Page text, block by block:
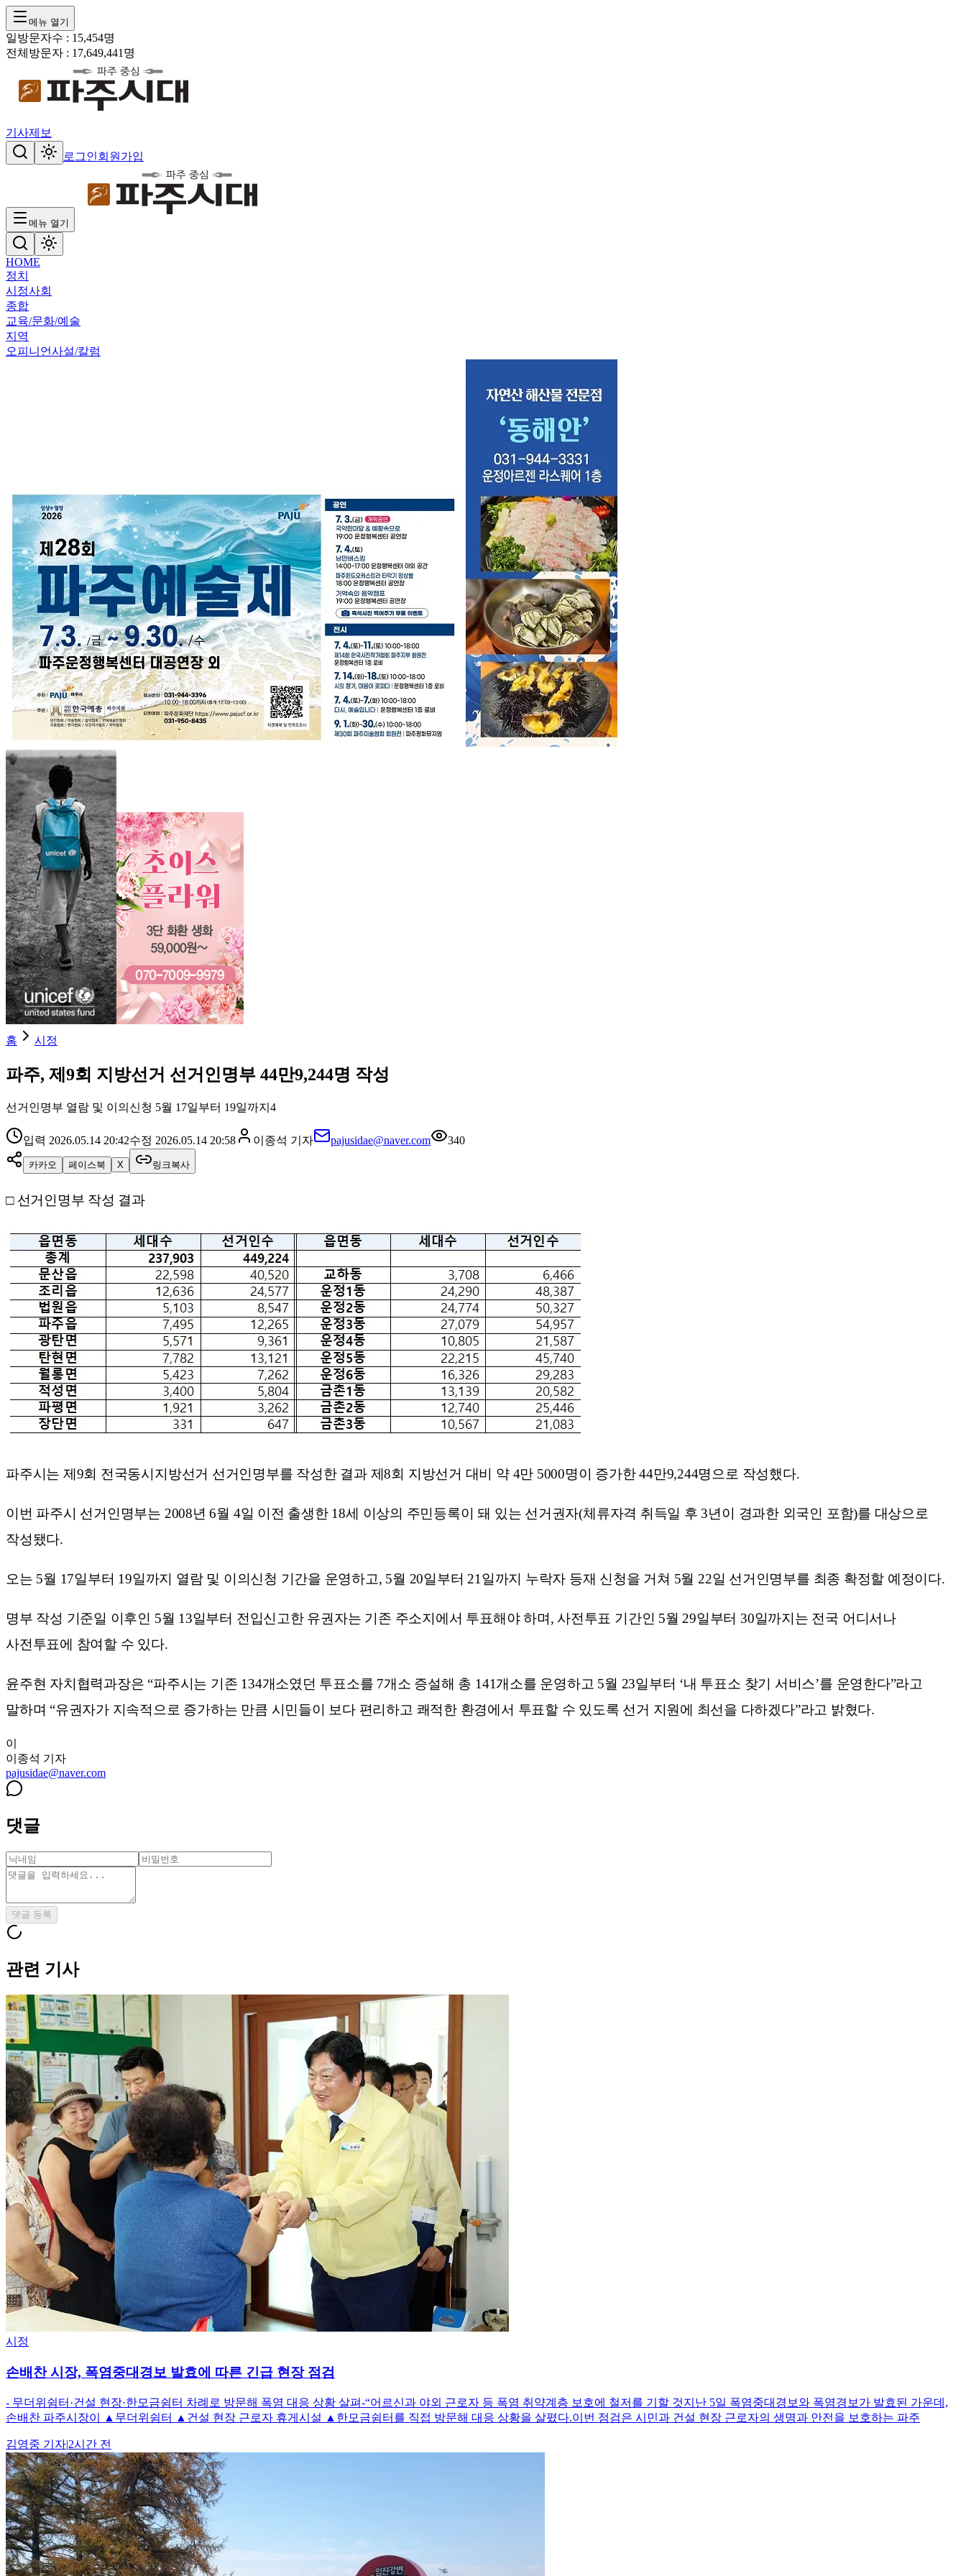
메뉴 열기
일방문자수 : 15,454명
전체방문자 : 17,649,441 명
기사제보
로그인회원가입
메뉴 열기
HOME
정치
시정사회
종합
교육/문화/예술
지역
오피니언사설/칼럼
홈 시정
파주, 제9회 지방선거 선거인명부 44만9,244명 작성
선거인명부 열람 및 이의신청 5월 17일부터 19일까지4
입력 2026.05.14 20:42수정 2026.05.14 20:58 이종석 기자 pajusidae@naver.com 340
카카오 페이스북 X 링크복사
□ 선거인명부 작성 결과
파주시는 제9회 전국동시지방선거 선거인명부를 작성한 결과 제8회 지방선거 대비 약 4만 5000명이 증가한 44만9,244명으로 작성했다.
이번 파주시 선거인명부는 2008년 6월 4일 이전 출생한 18세 이상의 주민등록이 돼 있는 선거권자(체류자격 취득일 후 3년이 경과한 외국인 포함)를 대상으로
작성됐다.
오는 5월 17일부터 19일까지 열람 및 이의신청 기간을 운영하고, 5월 20일부터 21일까지 누락자 등재 신청을 거쳐 5월 22일 선거인명부를 최종 확정할 예정이다.
명부 작성 기준일 이후인 5월 13일부터 전입신고한 유권자는 기존 주소지에서 투표해야 하며, 사전투표 기간인 5월 29일부터 30일까지는 전국 어디서나
사전투표에 참여할 수 있다.
윤주현 자치협력과장은 “파주시는 기존 134개소였던 투표소를 7개소 증설해 총 141개소를 운영하고 5월 23일부터 ‘내 투표소 찾기 서비스’를 운영한다”라고
말하며 “유권자가 지속적으로 증가하는 만큼 시민들이 보다 편리하고 쾌적한 환경에서 투표할 수 있도록 선거 지원에 최선을 다하겠다”라고 밝혔다.
이
이종석 기자
pajusidae@naver.com
댓글
댓글 등록
관련 기사
시정
손배찬 시장, 폭염중대경보 발효에 따른 긴급 현장 점검
- 무더위쉼터·건설 현장·한모금쉼터 차례로 방문해 폭염 대응 상황 살펴-“어르신과 야외 근로자 등 폭염 취약계층 보호에 철저를 기할 것지난 5일 폭염중대경보와 폭염경보가 발효된 가운데,
손배찬 파주시장이 ▲무더위쉼터 ▲건설 현장 근로자 휴게시설 ▲한모금쉼터를 직접 방문해 대응 상황을 살폈다.이번 점검은 시민과 건설 현장 근로자의 생명과 안전을 보호하는 파주
김영중 기자|2시간 전